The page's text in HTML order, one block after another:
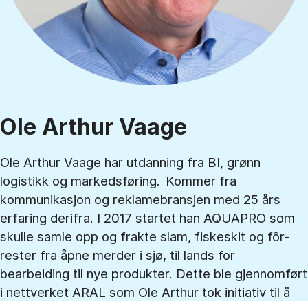
Ole Arthur Vaage
Ole Arthur Vaage har utdanning fra BI, grønn
logistikk og markedsføring. Kommer fra
kommunikasjon og reklamebransjen med 25 års
erfaring derifra. I 2017 startet han AQUAPRO som
skulle samle opp og frakte slam, fiskeskit og fôr-
rester fra åpne merder i sjø, til lands for
bearbeiding til nye produkter. Dette ble gjennomført
i nettverket ARAL som Ole Arthur tok initiativ til å